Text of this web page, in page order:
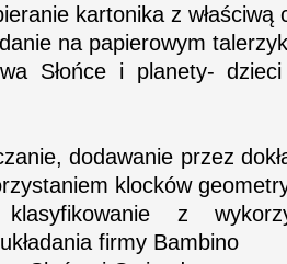
kartonika z właściwą
na papierowym
Słońce i planety-
dodawanie przez
klocków
z
firmy Bambino